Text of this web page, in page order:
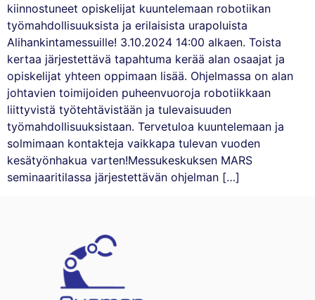
kiinnostuneet opiskelijat kuuntelemaan robotiikan
työmahdollisuuksista ja erilaisista urapoluista
Alihankintamessuille! 3.10.2024 14:00 alkaen. Toista
kertaa järjestettävä tapahtuma kerää alan osaajat ja
opiskelijat yhteen oppimaan lisää. Ohjelmassa on alan
johtavien toimijoiden puheenvuoroja robotiikkaan
liittyvistä työtehtävistään ja tulevaisuuden
työmahdollisuuksistaan. Tervetuloa kuuntelemaan ja
solmimaan kontakteja vaikkapa tulevan vuoden
kesätyönhakua varten!Messukeskuksen MARS
seminaaritilassa järjestettävän ohjelman […]